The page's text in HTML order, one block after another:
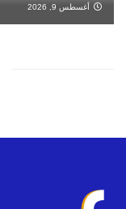
أغسطس 9, 2026